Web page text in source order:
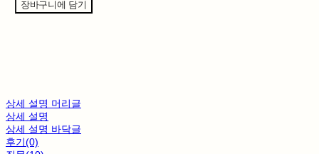
장바구니에 담기
상세 설명 머리글
상세 설명
상세 설명 바닥글
후기(0)